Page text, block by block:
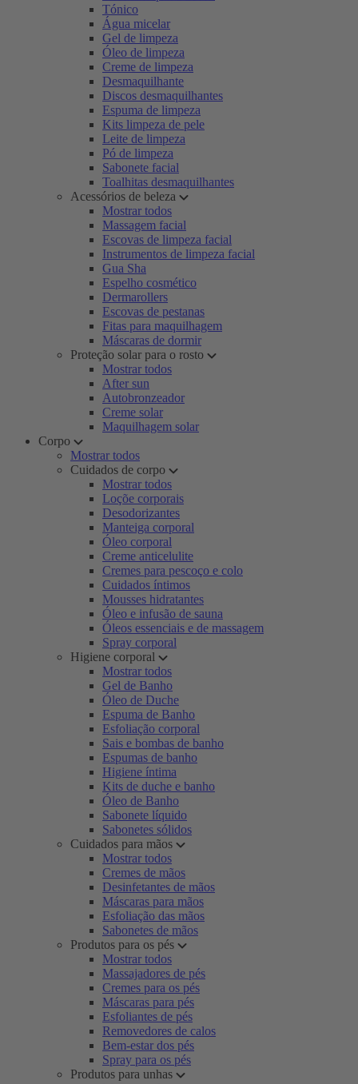
Tónico
Água micelar
Gel de limpeza
Óleo de limpeza
Creme de limpeza
Desmaquilhante
Discos desmaquilhantes
Espuma de limpeza
Kits limpeza de pele
Leite de limpeza
Pó de limpeza
Sabonete facial
Toalhitas desmaquilhantes
Acessórios de beleza
Mostrar todos
Massagem facial
Escovas de limpeza facial
Instrumentos de limpeza facial
Gua Sha
Espelho cosmético
Dermarollers
Escovas de pestanas
Fitas para maquilhagem
Máscaras de dormir
Proteção solar para o rosto
Mostrar todos
After sun
Autobronzeador
Creme solar
Maquilhagem solar
Corpo
Mostrar todos
Cuidados de corpo
Mostrar todos
Loçõe corporais
Desodorizantes
Manteiga corporal
Óleo corporal
Creme anticelulite
Cremes para pescoço e colo
Cuidados íntimos
Mousses hidratantes
Óleo e infusão de sauna
Óleos essenciais e de massagem
Spray corporal
Higiene corporal
Mostrar todos
Gel de Banho
Óleo de Duche
Espuma de Banho
Esfoliação corporal
Sais e bombas de banho
Espumas de banho
Higiene íntima
Kits de duche e banho
Óleo de Banho
Sabonete líquido
Sabonetes sólidos
Cuidados para mãos
Mostrar todos
Cremes de mãos
Desinfetantes de mãos
Máscaras para mãos
Esfoliação das mãos
Sabonetes de mãos
Produtos para os pés
Mostrar todos
Massajadores de pés
Cremes para os pés
Máscaras para pés
Esfoliantes de pés
Removedores de calos
Bem-estar dos pés
Spray para os pés
Produtos para unhas